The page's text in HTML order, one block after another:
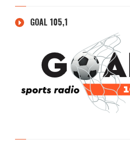
GOAL 105,1